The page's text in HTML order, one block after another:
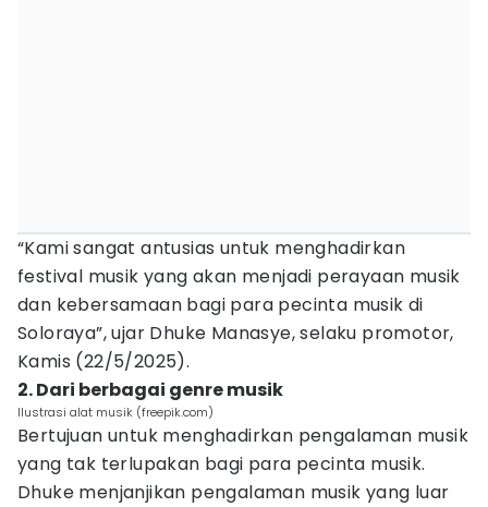
“Kami sangat antusias untuk menghadirkan
festival musik yang akan menjadi perayaan musik
dan kebersamaan bagi para pecinta musik di
Soloraya”, ujar Dhuke Manasye, selaku promotor,
Kamis (22/5/2025).
2. Dari berbagai genre musik
Ilustrasi alat musik (freepik.com)
Bertujuan untuk menghadirkan pengalaman musik
yang tak terlupakan bagi para pecinta musik.
Dhuke menjanjikan pengalaman musik yang luar